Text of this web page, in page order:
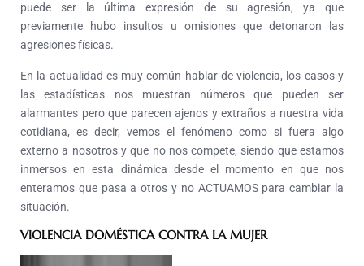
puede ser la última expresión de su agresión, ya que
previamente hubo insultos u omisiones que detonaron las
agresiones físicas.
En la actualidad es muy común hablar de violencia, los casos y
las estadísticas nos muestran números que pueden ser
alarmantes pero que parecen ajenos y extraños a nuestra vida
cotidiana, es decir, vemos el fenómeno como si fuera algo
externo a nosotros y que no nos compete, siendo que estamos
inmersos en esta dinámica desde el momento en que nos
enteramos que pasa a otros y no ACTUAMOS para cambiar la
situación.
VIOLENCIA DOMÉSTICA CONTRA LA MUJER